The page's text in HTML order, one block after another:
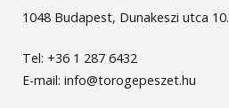
1048 Budapest, Dunakeszi utca 10.
Tel: +36 1 287 6432
E-mail: info@torogepeszet.hu